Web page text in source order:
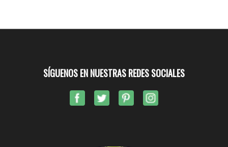
SÍGUENOS EN NUESTRAS REDES SOCIALES